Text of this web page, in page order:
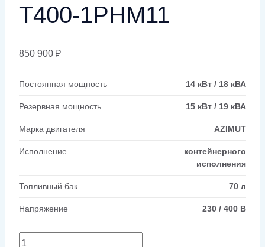
Т400-1РНМ11
850 900 ₽
Постоянная мощность 14 кВт / 18 кВА
Резервная мощность 15 кВт / 19 кВА
Марка двигателя AZIMUT
Исполнение
контейнерного
исполнения
Топливный бак 70 л
Напряжение 230 / 400 В
Количество